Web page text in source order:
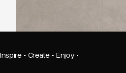
Inspire · Create · Enjoy ·